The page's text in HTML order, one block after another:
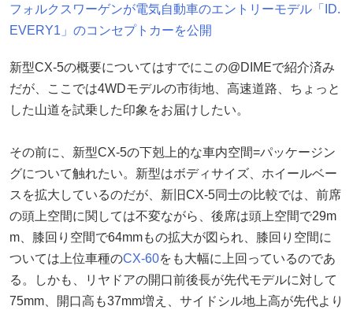
フォルクスワーゲンが電気自動車のエントリーモデル「ID.
EVERY1」のコンセプトカーを公開
新型CX-5の概要についてはすでにこの@DIMEで紹介済み
だが、ここでは4WDモデルの市街地、高速道路、ちょっと
した山道を試乗した印象をお届けしたい。
その前に、新型CX-5の下剋上的な車内空間=パッケージン
グについて触れたい。新型はボディサイズ、ホイールベー
スを拡大しているのだが、新旧CX-5同士の比較では、前席
の頭上空間に関しては不変ながら、後席は頭上空間で29m
m、膝回り空間で64mmもの拡大が図られ、膝回り空間に
ついては上位車種のCX-60をも大幅に上回っているのであ
る。しかも、リヤドアの開口前後長が先代モデルに対して
75mm、開口高も37mm増え、サイドシル地上高が先代より